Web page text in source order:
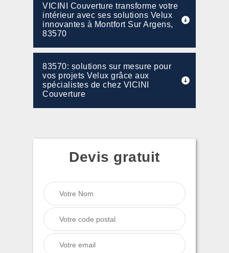
VICINI Couverture transforme votre
intérieur avec ses solutions Velux
innovantes à Montfort Sur Argens,
83570
83570: solutions sur mesure pour
vos projets Velux grâce aux
spécialistes de chez VICINI
Couverture
Devis gratuit